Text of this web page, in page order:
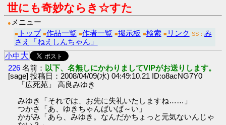
世にも奇妙ならき☆すた
● メニュー
■ トップ ■作品一覧 ■作者一覧 ■掲示板 ■検索 ■ リンク SS： み
さえ「ねえしんちゃん」
小中大
226 名前： 以下、名無しにかわりましてVIPがお送りします。
[sage] 投稿日：2008/04/09(水) 04:49:10.21 ID:o8acNG7Y0
「広死苑」 高良みゆき
みゆき「それでは、お先に失礼いたしますね……」
つかさ「あ、ゆきちゃんばいば～い」
かがみ「あら、みゆき。なんだかちょっと元気ないんじゃ